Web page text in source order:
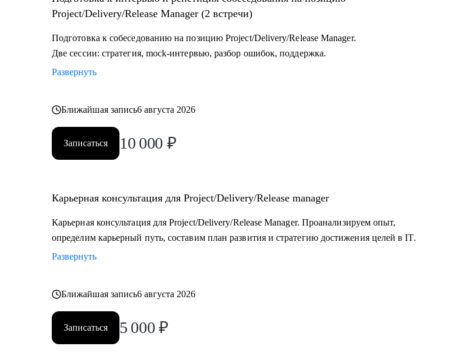
разные стороны.
Project/Delivery/Release Manager (2 встречи)
Подготовка к собеседованию на позицию Project/Delivery/Release Manager.
Две сессии: стратегия, mock-интервью, разбор ошибок, поддержка.
Развернуть
Ближайшая запись6 августа 2026
Записаться 10 000 ₽
Карьерная консультация для Project/Delivery/Release manager
Карьерная консультация для Project/Delivery/Release Manager. Проанализируем опыт,
определим карьерный путь, составим план развития и стратегию достижения целей в IT.
Развернуть
Ближайшая запись6 августа 2026
Записаться 5 000 ₽